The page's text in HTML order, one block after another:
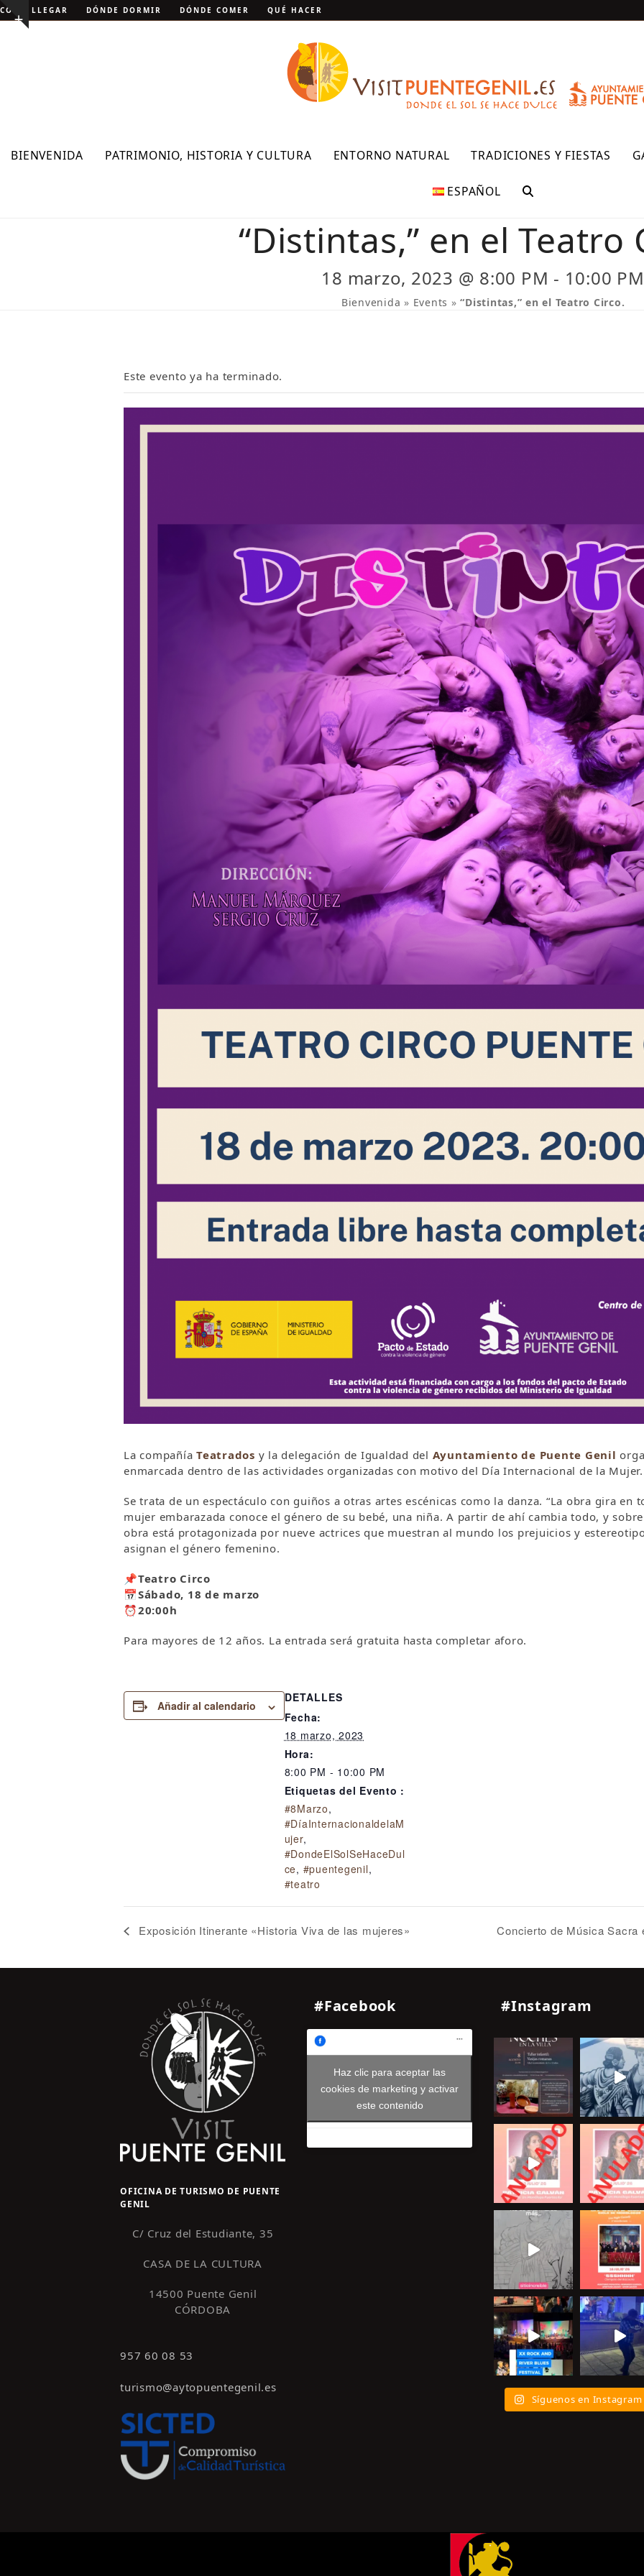
Skip
to Show
CÓMO LLEGAR DÓNDE DORMIR DÓNDE COMER QUÉ HACER
BIENVENIDA PATRIMONIO, HISTORIA Y CULTURA ENTORNO NATURAL TRADICIONES Y FIESTAS
ESPAÑOL
“Distintas,” en el Teatro
18 marzo, 2023 @ 8:00 PM - 10:00 PM
Bienvenida » Events »“Distintas,” en el Teatro Circo.
Este evento ya ha terminado.
La compañía Teatrados y la delegación de Igualdad del Ayuntamiento de Puente Genil
enmarcada dentro de las actividades organizadas con motivo del Día Internacional de la Mujer.
Se trata de un espectáculo con guiños a otras artes escénicas como la danza. “La obra gira en
mujer embarazada conoce el género de su bebé, una niña. A partir de ahí cambia todo, y sobre
obra está protagonizada por nueve actrices que muestran al mundo los prejuicios y
asignan el género femenino.
📌Teatro Circo
📅Sábado, 18 de marzo
⏰20:00h
Para mayores de 12 años. La entrada será gratuita hasta completar aforo.
Añadir al calendario
DETALLES
Fecha:
18 marzo, 2023
Hora:
8:00 PM - 10:00 PM
Etiquetas del Evento :
#8Marzo,
#DíaInternacionaldelaM
ujer,
#DondeElSolSeHaceDul
ce, #puentegenil,
#teatro
Exposición Itinerante «Historia Viva de las mujeres» Concierto de Música Sacra
OFICINA DE TURISMO DE PUENTE
GENIL
C/ Cruz del Estudiante, 35
CASA DE LA CULTURA
14500 Puente Genil
CÓRDOBA
957 60 08 53
turismo@aytopuentegenil.es
#Facebook
Haz clic para aceptar las
cookies de marketing y activar
este contenido
#Instagram
Síguenos en Instagram